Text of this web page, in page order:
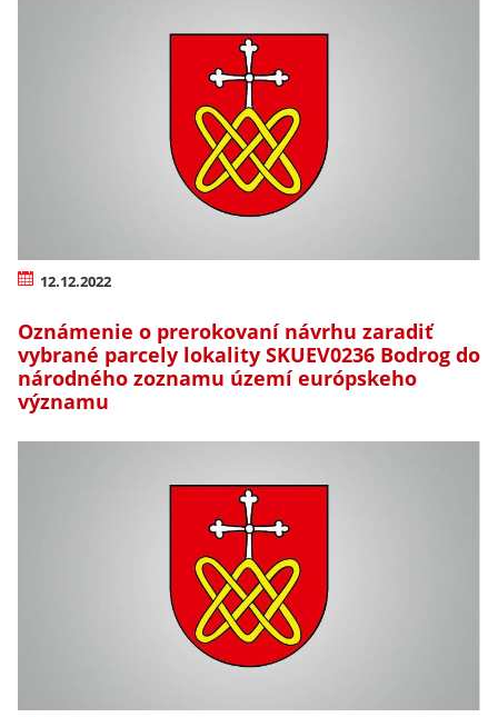
12.12.2022
Oznámenie o prerokovaní návrhu zaradiť
vybrané parcely lokality SKUEV0236 Bodrog do
národného zoznamu území európskeho
významu